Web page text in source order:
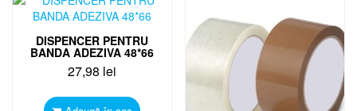
DISPENCER PENTRU
BANDA ADEZIVA 48*66
27,98 lei